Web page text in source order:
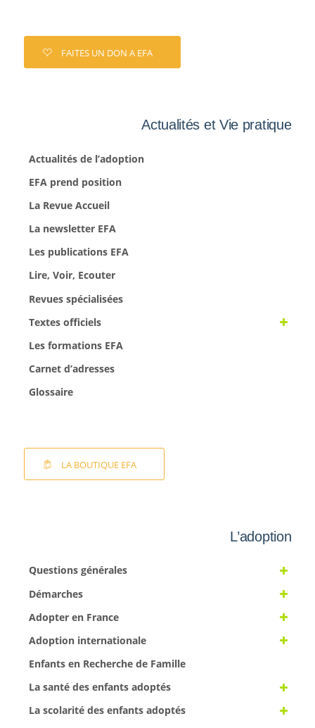
FAITES UN DON A EFA
Actualités et Vie pratique
Actualités de l’adoption
EFA prend position
La Revue Accueil
La newsletter EFA
Les publications EFA
Lire, Voir, Ecouter
Revues spécialisées
Textes officiels
Les formations EFA
Carnet d’adresses
Glossaire
LA BOUTIQUE EFA
L’adoption
Questions générales
Démarches
Adopter en France
Adoption internationale
Enfants en Recherche de Famille
La santé des enfants adoptés
La scolarité des enfants adoptés